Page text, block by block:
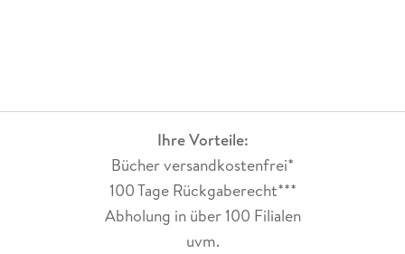
Ihre Vorteile:
Bücher versandkostenfrei*
100 Tage Rückgaberecht***
Abholung in über 100 Filialen
uvm.